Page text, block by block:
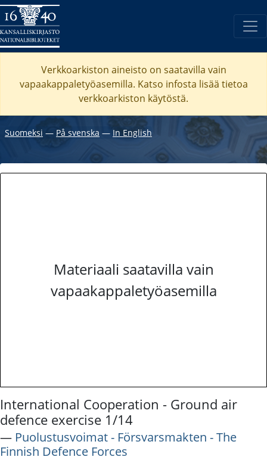
Verkkoarkiston aineisto on saatavilla vain
vapaakappaletyöasemilla. Katso infosta lisää tietoa
verkkoarkiston käytöstä.
Suomeksi ― På svenska ― In English
Materiaali saatavilla vain
vapaakappaletyöasemilla
International Cooperation - Ground air
defence exercise 1/14
― Puolustusvoimat - Försvarsmakten - The
Finnish Defence Forces